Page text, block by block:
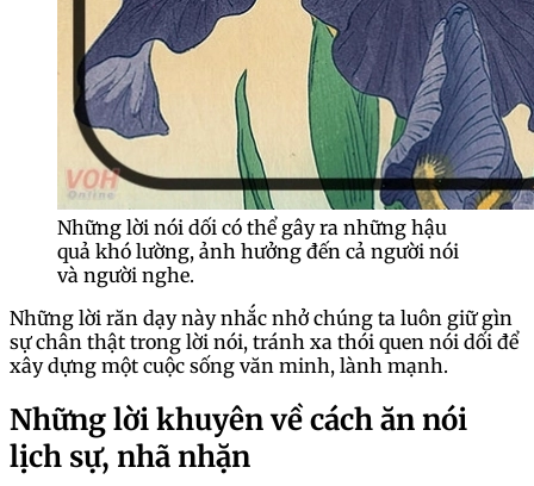
Những lời nói dối có thể gây ra những hậu
quả khó lường, ảnh hưởng đến cả người nói
và người nghe.
Những lời răn dạy này nhắc nhở chúng ta luôn giữ gìn
sự chân thật trong lời nói, tránh xa thói quen nói dối để
xây dựng một cuộc sống văn minh, lành mạnh.
Những lời khuyên về cách ăn nói
lịch sự, nhã nhặn